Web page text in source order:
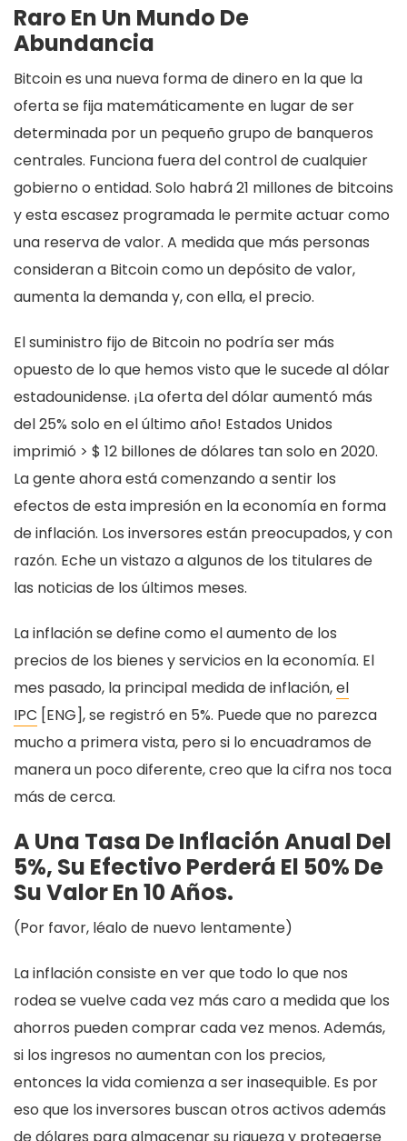
Raro En Un Mundo De
Abundancia
Bitcoin es una nueva forma de dinero en la que la
oferta se fija matemáticamente en lugar de ser
determinada por un pequeño grupo de banqueros
centrales. Funciona fuera del control de cualquier
gobierno o entidad. Solo habrá 21 millones de bitcoins
y esta escasez programada le permite actuar como
una reserva de valor. A medida que más personas
consideran a Bitcoin como un depósito de valor,
aumenta la demanda y, con ella, el precio.
El suministro fijo de Bitcoin no podría ser más
opuesto de lo que hemos visto que le sucede al dólar
estadounidense. ¡La oferta del dólar aumentó más
del 25% solo en el último año! Estados Unidos
imprimió > $ 12 billones de dólares tan solo en 2020.
La gente ahora está comenzando a sentir los
efectos de esta impresión en la economía en forma
de inflación. Los inversores están preocupados, y con
razón. Eche un vistazo a algunos de los titulares de
las noticias de los últimos meses.
La inflación se define como el aumento de los
precios de los bienes y servicios en la economía. El
mes pasado, la principal medida de inflación,el
IPC [ENG], se registró en 5%. Puede que no parezca
mucho a primera vista, pero si lo encuadramos de
manera un poco diferente, creo que la cifra nos toca
más de cerca.
A Una Tasa De Inflación Anual Del
5%, Su Efectivo Perderá El 50% De
Su Valor En 10 Años.
(Por favor, léalo de nuevo lentamente)
La inflación consiste en ver que todo lo que nos
rodea se vuelve cada vez más caro a medida que los
ahorros pueden comprar cada vez menos. Además,
si los ingresos no aumentan con los precios,
entonces la vida comienza a ser inasequible. Es por
eso que los inversores buscan otros activos además